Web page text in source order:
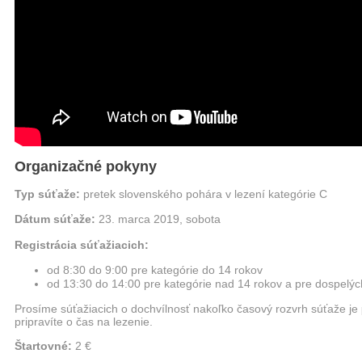
Organizačné pokyny
Typ súťaže: pretek slovenského pohára v lezení kategórie C
Dátum súťaže: 23. marca 2019, sobota
Registrácia súťažiacich:
od 8:30 do 9:00 pre kategórie do 14 rokov
od 13:30 do 14:00 pre kategórie nad 14 rokov a pre
Prosíme súťažiacich o dochvílnosť nakoľko časový rozvrh súťaže
pripravíte o čas na lezenie.
Štartovné: 2 €